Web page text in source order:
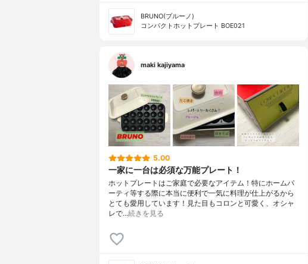
BRUNO(ブルーノ)
コンパクトホットプレート BOE021
maki kajiyama
5.00
一家に一台は必須な万能プレート！
ホットプレートはご家庭で必要なアイテム！特にホームパ
ーティ等する際に本当に便利で一気に料理が仕上がるから
とても愛用しています！見た目もコロンと可愛く、オシャ
レで…続きを見る